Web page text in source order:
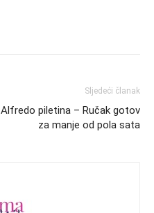
Sljedeći članak
Alfredo piletina – Ručak gotov
za manje od pola sata